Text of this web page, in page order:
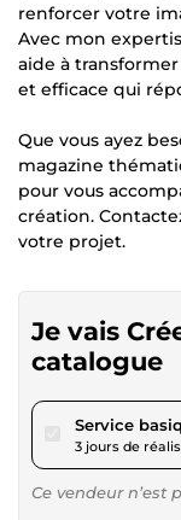
renforcer votre
Avec mon
aide à
et efficace qui
Que vous ayez
magazine
pour vous
création.
votre projet.
Je vais
catalogue
Service
3 jours de
Ce vendeur n’est